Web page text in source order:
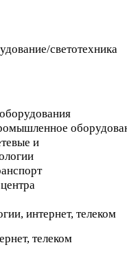
светотехника
и
интернет, телеком
телеком